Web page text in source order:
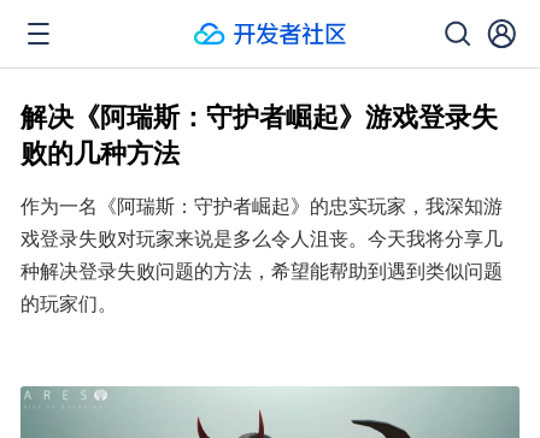
解决《阿瑞斯：守护者崛起》游戏登录失
败的几种方法
作为一名《阿瑞斯：守护者崛起》的忠实玩家，我深知游
戏登录失败对玩家来说是多么令人沮丧。今天我将分享几
种解决登录失败问题的方法，希望能帮助到遇到类似问题
的玩家们。